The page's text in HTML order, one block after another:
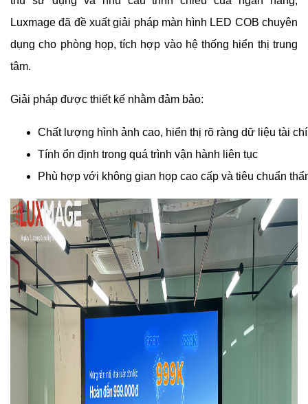
Luxmage đã đề xuất giải pháp màn hình LED COB chuyên
dụng cho phòng họp, tích hợp vào hệ thống hiển thị trung
tâm.
Giải pháp được thiết kế nhằm đảm bảo:
Chất lượng hình ảnh cao, hiển thị rõ ràng dữ liệu tài
Tính ổn định trong quá trình vận hành liên tục
Phù hợp với không gian họp cao cấp và tiêu chuẩn